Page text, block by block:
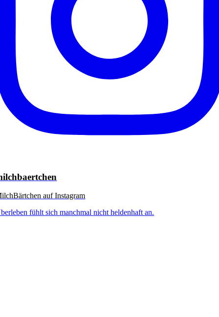
auf Instagram
fühlt sich manchmal nicht heldenhaft an.